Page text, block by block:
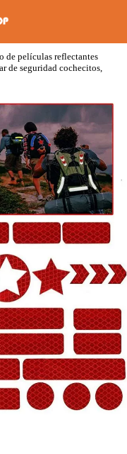
de películas reflectantes
de seguridad cochecitos,